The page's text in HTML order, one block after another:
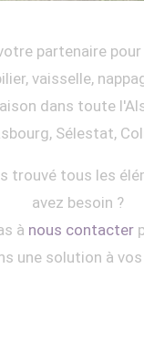
partenaire
vaisselle,
dans toute
Sélestat,
trouvé tous les
avez besoin ?
à nous contacter
une solution à